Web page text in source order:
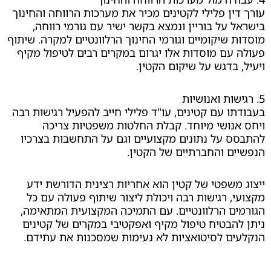
פלילי לקטינים מכיר את מערכות הרווחה והחינוך
בוריין ונמצא בקשר ישיר עם גורמי רווחה,
וגורמי החינוך הרלוונטיים למקרה. שיתוף
מוסדות אלו יגרום במקרים רבים לטיפול מקיף
על שיקום הקטין.
עם קטינים, עו"ד פלילי חייב להפעיל רגישות רבה
מיוחד. קבלת החלטות משפטיות צריכה
על נתונים מקצועיים וגם על התחשבות בצרכיו
והחברתיים של הקטין.
של קטין הוא אחריות רצינית הדורשת ידע
רגישות רבה ויכולת ליצור שיתוף פעולה עם כל
הרלוונטיים. עם התמיכה המקצועית המתאימה,
טיפול מקיף ואפקטיבי במקרים של קטינים
לסיטואציות לא נעימות שמסכנות את עתידם.